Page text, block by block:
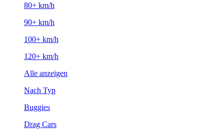
80+ km/h
90+ km/h
100+ km/h
120+ km/h
Alle anzeigen
Nach Typ
Buggies
Drag Cars